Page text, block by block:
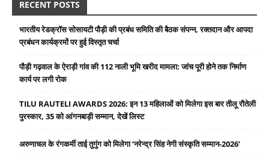
RECENT POSTS
भारतीय रेडक्रॉस सोसायटी पौड़ी की प्रबंध समिति की बैठक संपन्न, रक्तदान और आपदा
प्रबंधन कार्यक्रमों पर हुई विस्तृत चर्चा
पौड़ी गढ़वाल के ऐराड़ी गांव की 112 नाली भूमि खरीद मामला: जांच पूरी होने तक निर्माण
कार्य पर लगी रोक
TILU RAUTELI AWARDS 2026: इन 13 महिलाओं को मिलेगा इस बार तीलू रौतेली
पुरस्कार, 35 को आंगनबाड़ी सम्मान, देखें लिस्ट
अरुणाचल के रंगकर्मी ताई तुगुंग को मिलेगा ‘नरेन्द्र सिंह नेगी संस्कृति सम्मान-2026’